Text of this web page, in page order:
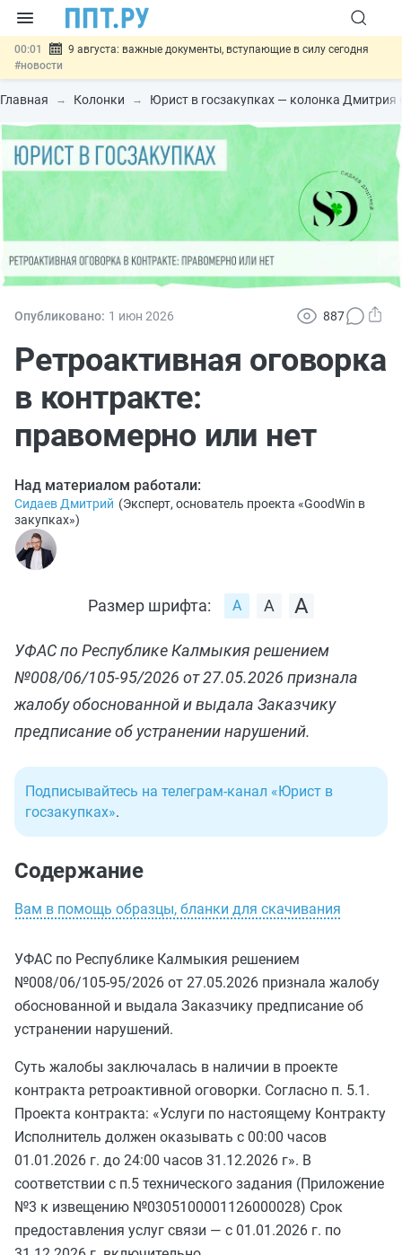
00:01
9 августа: важные документы, вступающие в силу сегодня
#новости
07.08 Подписан закон о блокировке продажи опасных товаров через
«Честный знак»#новости
07.08 Госпошлину за устранение ошибок в документах предлагают
отменить #новости
Разработают единые критерии трудовых и ГПХ-
#новости
Главная Колонки Юрист в госзакупках — колонка Дмитрия
Опубликовано: 1 июн 2026 887
Ретроактивная оговорка
в контракте:
правомерно или нет
Над материалом работали:
Сидаев Дмитрий (Эксперт, основатель проекта «GoodWin в
закупках»)
Размер шрифта:
УФАС по Республике Калмыкия решением
№008/06/105-95/2026 от 27.05.2026 признала
жалобу обоснованной и выдала Заказчику
предписание об устранении нарушений.
Подписывайтесь на телеграм-канал «Юрист в
госзакупках».
Содержание
Вам в помощь образцы, бланки для скачивания
УФАС по Республике Калмыкия решением
№008/06/105-95/2026 от 27.05.2026 признала жалобу
обоснованной и выдала Заказчику предписание об
устранении нарушений.
Суть жалобы заключалась в наличии в проекте
контракта ретроактивной оговорки. Согласно п. 5.1.
Проекта контракта: «Услуги по настоящему Контракту
Исполнитель должен оказывать с 00:00 часов
01.01.2026 г. до 24:00 часов 31.12.2026 г». В
соответствии с п.5 технического задания (Приложение
№3 к извещению №0305100001126000028) Срок
предоставления услуг связи — с 01.01.2026 г. по